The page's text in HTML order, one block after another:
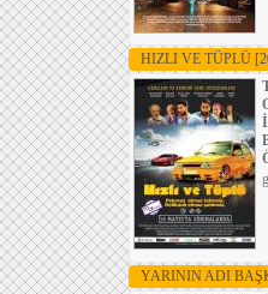
HIZLI VE TÜPLÜ
YARININ ADI